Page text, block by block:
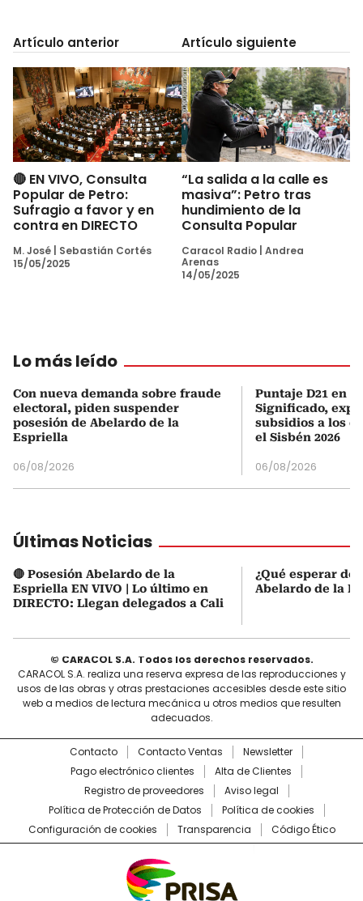
Artículo anterior
🔴 EN VIVO, Consulta
Popular de Petro:
Sufragio a favor y en
contra en DIRECTO
M. José
Sebastián Cortés
15/05/2025
Artículo siguiente
“La salida a la calle es
masiva”: Petro tras
hundimiento de la
Consulta Popular
Caracol Radio Andrea
Arenas
14/05/2025
Lo más leído
Con nueva demanda sobre fraude
electoral, piden suspender
posesión de Abelardo de la
Espriella
06/08/2026
Puntaje D21 en
Significado,
subsidios a los
el Sisbén 2026
06/08/2026
Últimas Noticias
🔴 Posesión Abelardo de la
Espriella EN VIVO | Lo último en
DIRECTO: Llegan delegados a Cali
¿Qué esperar de
Abelardo de la
© CARACOL S.A. Todos los derechos reservados.
CARACOL S.A. realiza una reserva expresa de las reproducciones y
usos de las obras y otras prestaciones accesibles desde este sitio
web a medios de lectura mecánica u otros medios que resulten
adecuados.
Contacto Contacto Ventas
Newsletter
Pago electrónico clientes
Alta de Clientes
Registro de proveedores
Aviso legal
Política de Protección de Datos
Política de cookies
Configuración de cookies
Transparencia Código Ético